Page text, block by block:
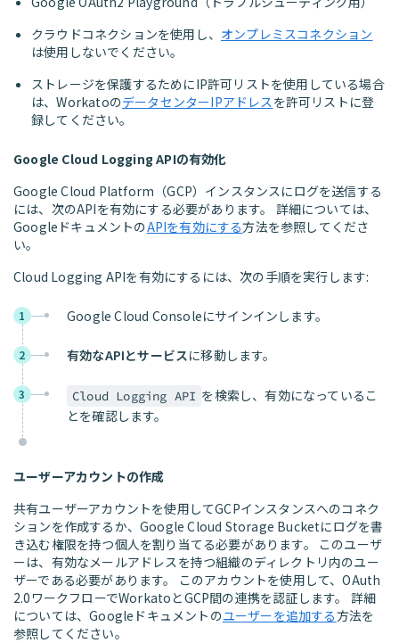
クラウドコネクションを使用し、 オンプレミスコネクション
は使用しないでください。
ストレージを保護するためにIP許可リストを使用している場合
は、WorkatoのデータセンターIPアドレス を許可リストに登
録してください。
Google Cloud Logging APIの有効化
Google Cloud Platform（GCP）インスタンスにログを送信する
には、次のAPIを有効にする必要があります。 詳細については、
GoogleドキュメントのAPIを有効にする方法を参照してくださ
い。
Cloud Logging APIを有効にするには、次の手順を実行します:
1 Google Cloud Consoleにサインインします。
2 有効なAPIとサービス に移動します。
3 Cloud Logging API を検索し、有効になっているこ
とを確認します。
ユーザーアカウントの作成
共有ユーザーアカウントを使用してGCPインスタンスへのコネク
ションを作成するか、Google Cloud Storage Bucketにログを書
き込む権限を持つ個人を割り当てる必要があります。 このユーザ
ーは、有効なメールアドレスを持つ組織のディレクトリ内のユー
ザーである必要があります。 このアカウントを使用して、OAuth
2.0ワークフローでWorkatoとGCP間の連携を認証します。 詳細
については、Googleドキュメントのユーザーを追加する方法を
参照してください。